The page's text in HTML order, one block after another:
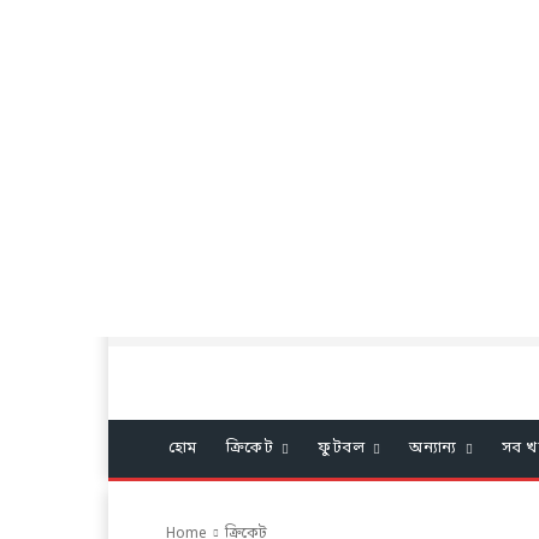
হোম ক্রিকেট ফুটবল অন্যান্য সব
Home ক্রিকেট